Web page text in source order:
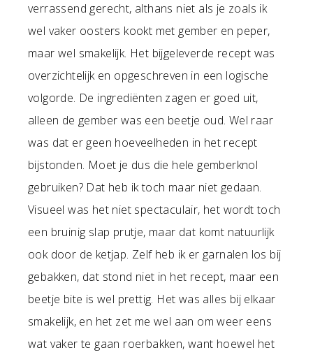
verrassend gerecht, althans niet als je zoals ik
wel vaker oosters kookt met gember en peper,
maar wel smakelijk. Het bijgeleverde recept was
overzichtelijk en opgeschreven in een logische
volgorde. De ingrediënten zagen er goed uit,
alleen de gember was een beetje oud. Wel raar
was dat er geen hoeveelheden in het recept
bijstonden. Moet je dus die hele gemberknol
gebruiken? Dat heb ik toch maar niet gedaan.
Visueel was het niet spectaculair, het wordt toch
een bruinig slap prutje, maar dat komt natuurlijk
ook door de ketjap. Zelf heb ik er garnalen los bij
gebakken, dat stond niet in het recept, maar een
beetje bite is wel prettig. Het was alles bij elkaar
smakelijk, en het zet me wel aan om weer eens
wat vaker te gaan roerbakken, want hoewel het